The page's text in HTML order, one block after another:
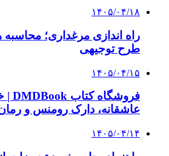
چرا بسیاری از کسب‌وکارها
نمی‌توانند با سازمان‌ها و
کنند؟
پیشنهاد سردبیر
۱۴۰۳/۰۹/۱۶
۱۴۰۳/۰۹/۱۱